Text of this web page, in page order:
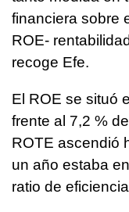
financiera sobre
ROE-
recoge Efe.
El ROE se situó
frente al 7,2 %
ROTE ascendió
un año estaba
ratio de